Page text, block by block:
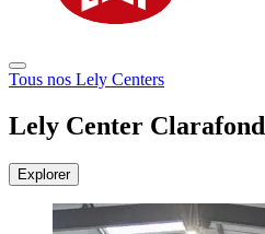
Tous nos Lely Centers
Lely Center Clarafond
Explorer